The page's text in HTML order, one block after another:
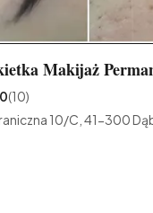
Makijaż
(10)
10/C, 41-300